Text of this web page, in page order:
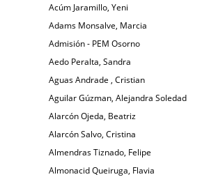
Acúm Jaramillo, Yeni
Adams Monsalve, Marcia
Admisión - PEM Osorno
Aedo Peralta, Sandra
Aguas Andrade , Cristian
Aguilar Gúzman, Alejandra Soledad
Alarcón Ojeda, Beatriz
Alarcón Salvo, Cristina
Almendras Tiznado, Felipe
Almonacid Queiruga, Flavia